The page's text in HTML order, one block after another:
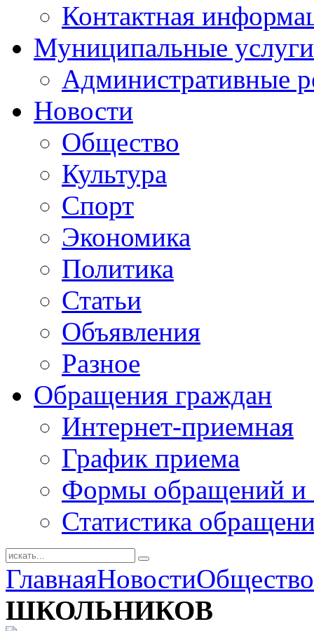
Контактная
Муниципальные услуги
Административные
Новости
Общество
Культура
Спорт
Экономика
Политика
Статьи
Объявления
Разное
Обращения граждан
Интернет-приемная
График приема
Формы обращений и
Статистика
ГлавнаяНовостиОбщество
ШКОЛЬНИКОВ